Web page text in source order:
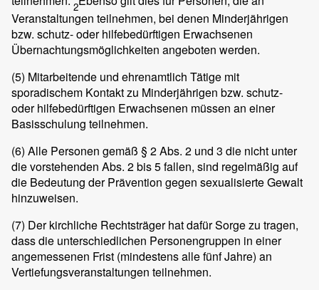
2
Veranstaltungen teilnehmen, bei denen Minderjährigen
bzw. schutz- oder hilfebedürftigen Erwachsenen
Übernachtungsmöglichkeiten angeboten werden.
(5) Mitarbeitende und ehrenamtlich Tätige mit
sporadischem Kontakt zu Minderjährigen bzw. schutz-
oder hilfebedürftigen Erwachsenen müssen an einer
Basisschulung teilnehmen.
(6) Alle Personen gemäß § 2 Abs. 2 und 3 die nicht unter
die vorstehenden Abs. 2 bis 5 fallen, sind regelmäßig auf
die Bedeutung der Prävention gegen sexualisierte Gewalt
hinzuweisen.
(7) Der kirchliche Rechtsträger hat dafür Sorge zu tragen,
dass die unterschiedlichen Personengruppen in einer
angemessenen Frist (mindestens alle fünf Jahre) an
Vertiefungsveranstaltungen teilnehmen.